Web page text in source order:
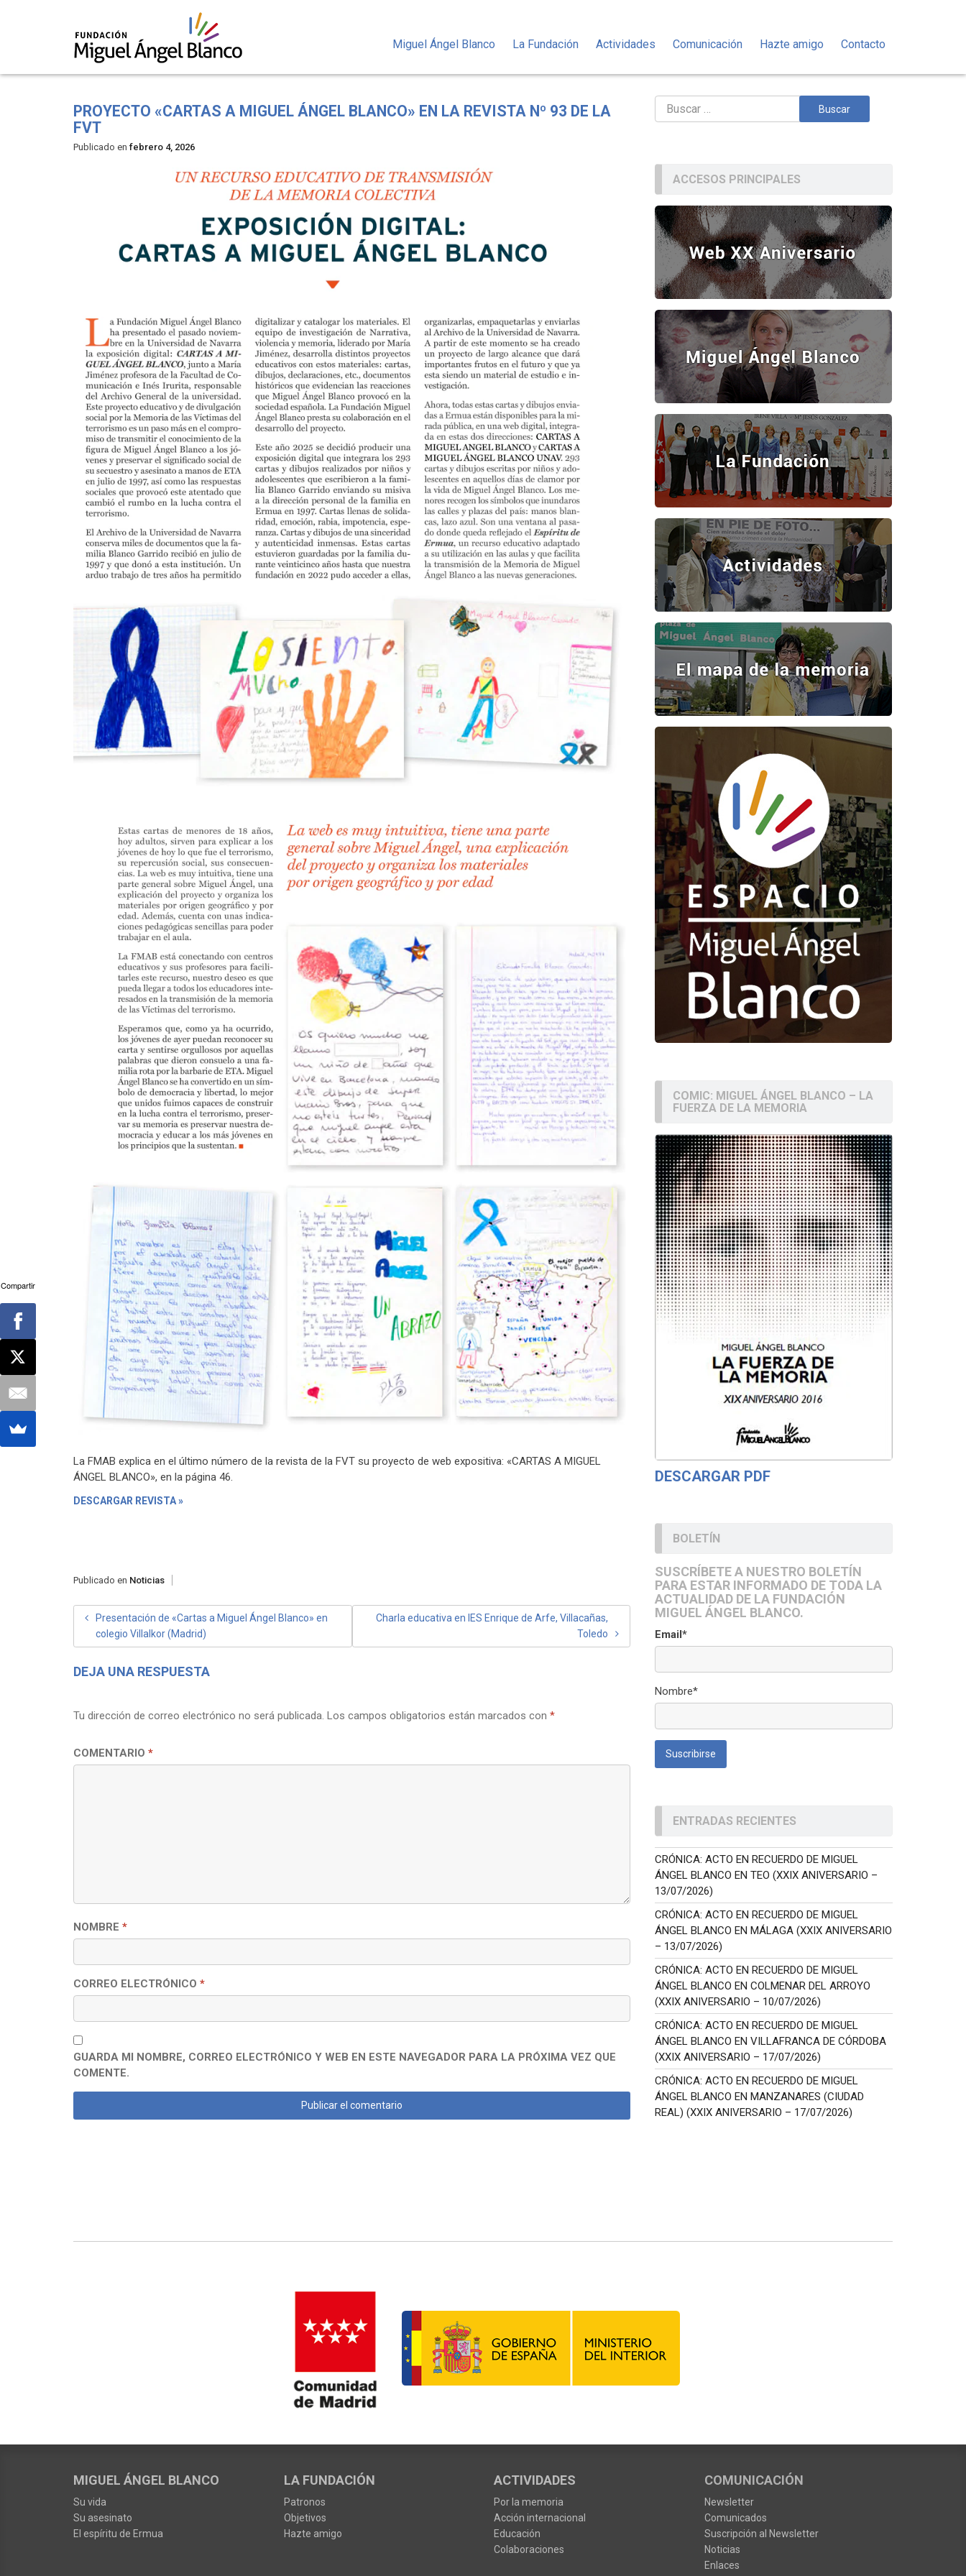
Miguel Ángel Blanco La Fundación Actividades Comunicación Hazte amigo Contacto
PROYECTO «CARTAS A MIGUEL ÁNGEL BLANCO» EN LA REVISTA Nº 93 DE LA
FVT
Publicado en febrero 4, 2026
La FMAB explica en el último número de la revista de la FVT su proyecto de web expositiva: «CARTAS A MIGUEL
ÁNGEL BLANCO», en la página 46.
DESCARGAR REVISTA »
Publicado en Noticias
NAVEGACIÓN
DE
ENTRADAS
Presentación de «Cartas a Miguel Ángel Blanco» en
colegio Villalkor (Madrid)
Charla educativa en IES Enrique de Arfe, Villacañas,
Toledo
DEJA UNA RESPUESTA
Tu dirección de correo electrónico no será publicada. Los campos obligatorios están marcados con *
COMENTARIO *
NOMBRE *
CORREO ELECTRÓNICO *
GUARDA MI NOMBRE, CORREO ELECTRÓNICO Y WEB EN ESTE NAVEGADOR PARA LA PRÓXIMA VEZ QUE
COMENTE.
Buscar:
ACCESOS PRINCIPALES
COMIC: MIGUEL ÁNGEL BLANCO – LA
FUERZA DE LA MEMORIA
DESCARGAR PDF
BOLETÍN
SUSCRÍBETE A NUESTRO BOLETÍN
PARA ESTAR INFORMADO DE TODA LA
ACTUALIDAD DE LA FUNDACIÓN
MIGUEL ÁNGEL BLANCO.
Email*
Nombre*
ENTRADAS RECIENTES
CRÓNICA: ACTO EN RECUERDO DE MIGUEL
ÁNGEL BLANCO EN TEO (XXIX ANIVERSARIO –
13/07/2026)
CRÓNICA: ACTO EN RECUERDO DE MIGUEL
ÁNGEL BLANCO EN MÁLAGA (XXIX ANIVERSARIO
– 13/07/2026)
CRÓNICA: ACTO EN RECUERDO DE MIGUEL
ÁNGEL BLANCO EN COLMENAR DEL ARROYO
(XXIX ANIVERSARIO – 10/07/2026)
CRÓNICA: ACTO EN RECUERDO DE MIGUEL
ÁNGEL BLANCO EN VILLAFRANCA DE CÓRDOBA
(XXIX ANIVERSARIO – 17/07/2026)
CRÓNICA: ACTO EN RECUERDO DE MIGUEL
ÁNGEL BLANCO EN MANZANARES (CIUDAD
REAL) (XXIX ANIVERSARIO – 17/07/2026)
MIGUEL ÁNGEL BLANCO
Su vida
Su asesinato
El espíritu de Ermua
LA FUNDACIÓN
Patronos
Objetivos
Hazte amigo
ACTIVIDADES
Por la memoria
Acción internacional
Educación
Colaboraciones
COMUNICACIÓN
Newsletter
Comunicados
Suscripción al Newsletter
Noticias
Enlaces
Compartir